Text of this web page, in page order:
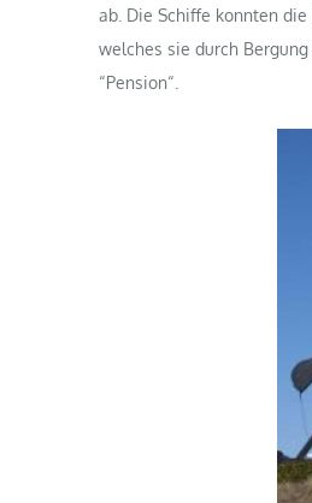
ab. Die Schiffe konnten
welches sie durch
“Pension“.